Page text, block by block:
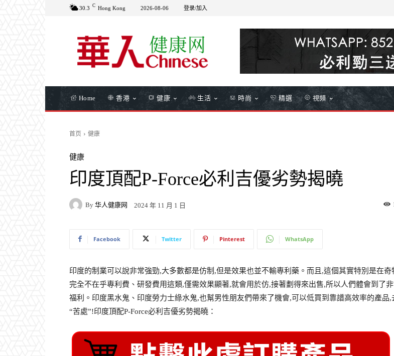
30.3 C Hong Kong 2026-08-06 登录/加入
Home 香港 健康 生活 時尚 精選 視頻
首页 健康
健康
印度頂配P-Force必利吉優劣勢揭曉
By 华人健康网 2024 年 11 月 1 日
Facebook Twitter Pinterest WhatsApp
印度的制業可以說非常強勁,大多數都是仿制,但是效果也並不輸專利藥。而且,這個其實特別是在奇
完全不在乎專利費、研發費用這類,僅需效果顯著,就會用於仿,接著劃得來出售,所以人們體會到了
福利。印度黑水鬼、印度勞力士綠水鬼,也幫男性朋友們帶來了機會,可以低買到靠譜高效率的產品,
“苦處”!印度頂配P-Force必利吉優劣勢揭曉：